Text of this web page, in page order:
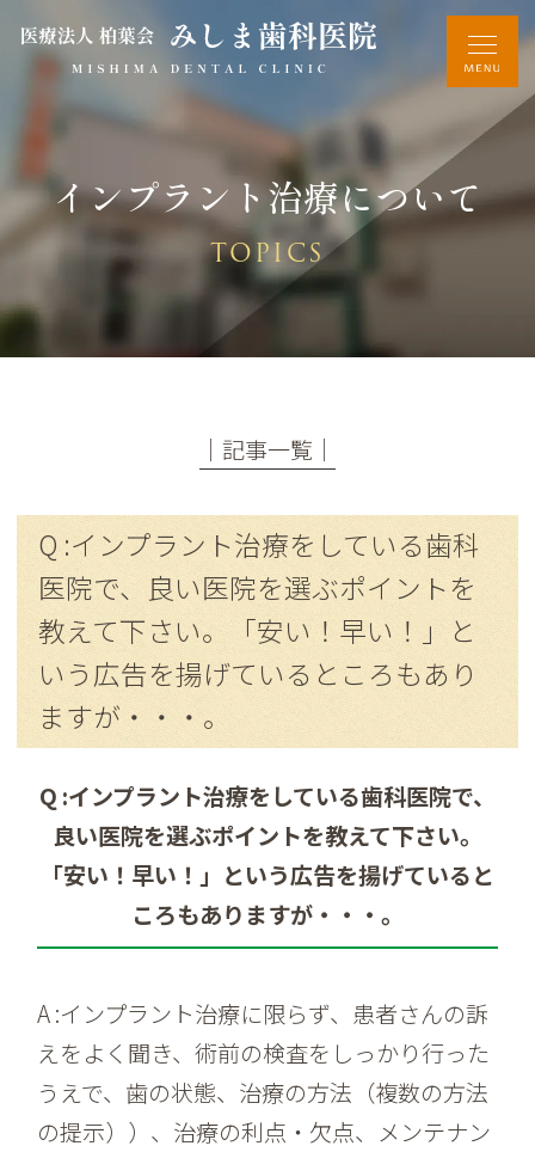
インプラント治療について
TOPICS
│記事一覧│
Q :インプラント治療をしている歯科
医院で、良い医院を選ぶポイントを
教えて下さい。「安い！早い！」と
いう広告を揚げているところもあり
ますが・・・。
Q :インプラント治療をしている歯科医院で、
良い医院を選ぶポイントを教えて下さい。
「安い！早い！」という広告を揚げていると
ころもありますが・・・。
A :インプラント治療に限らず、患者さんの訴
えをよく聞き、術前の検査をしっかり行った
うえで、歯の状態、治療の方法（複数の方法
の提示））、治療の利点・欠点、メンテナン